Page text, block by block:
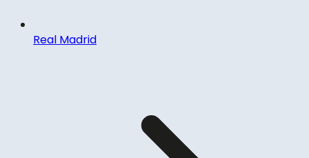
Real Madrid